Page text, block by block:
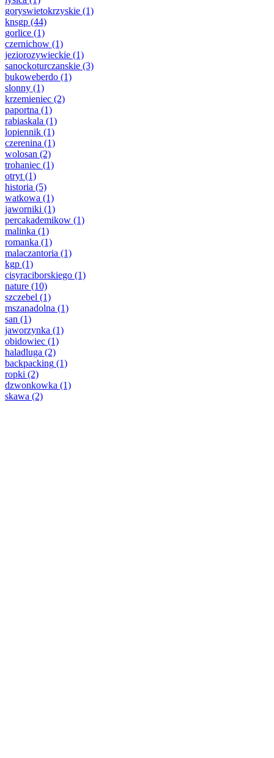
goryswietokrzyskie (1)
knsgp (44)
gorlice (1)
czernichow (1)
jeziorozywieckie (1)
sanockoturczanskie (3)
bukoweberdo (1)
slonny (1)
krzemieniec (2)
paportna (1)
rabiaskala (1)
lopiennik (1)
czerenina (1)
wolosan (2)
trohaniec (1)
otryt (1)
historia (5)
watkowa (1)
jaworniki (1)
percakademikow (1)
malinka (1)
romanka (1)
malaczantoria (1)
kgp (1)
cisyraciborskiego (1)
nature (10)
szczebel (1)
mszanadolna (1)
san (1)
jaworzynka (1)
obidowiec (1)
haladluga (2)
backpacking (1)
ropki (2)
dzwonkowka (1)
skawa (2)